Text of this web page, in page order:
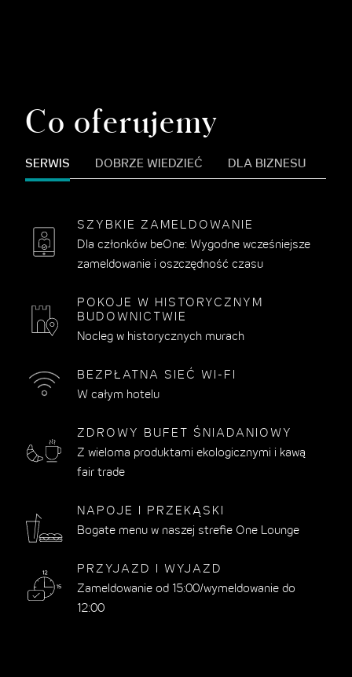
Co oferujemy
SERWIS DOBRZE WIEDZIEĆ DLA BIZNESU
SZYBKIE ZAMELDOWANIE
Dla członków beOne: Wygodne wcześniejsze
zameldowanie i oszczędność czasu
POKOJE W HISTORYCZNYM
BUDOWNICTWIE
Nocleg w historycznych murach
BEZPŁATNA SIEĆ WI-FI
W całym hotelu
ZDROWY BUFET ŚNIADANIOWY
Z wieloma produktami ekologicznymi i kawą
fair trade
NAPOJE I PRZEKĄSKI
Bogate menu w naszej strefie One Lounge
PRZYJAZD I WYJAZD
Zameldowanie od 15:00/wymeldowanie do
12:00